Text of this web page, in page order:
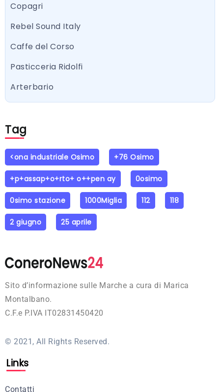
Copagri
Rebel Sound Italy
Caffe del Corso
Pasticceria Ridolfi
Arterbario
Tag
<ona industriale Osimo +76 Osimo
+p+assap+o+rto+ o++pen ay 0osimo
0simo stazione 1000Miglia 112 118
2 giugno 25 aprile
Sito d’informazione sulle Marche a cura di Marica
Montalbano.
C.F.e P.IVA IT02831450420
© 2021, All Rights Reserved.
Links
Contatti